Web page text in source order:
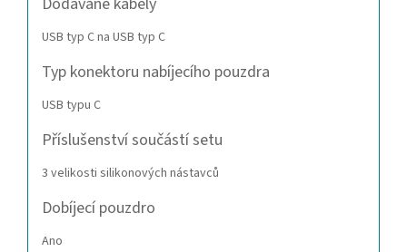
USB typ C na USB typ C
Typ konektoru nabíjecího pouzdra
USB typu C
Příslušenství součástí setu
3 velikosti silikonových nástavců
Dobíjecí pouzdro
Ano